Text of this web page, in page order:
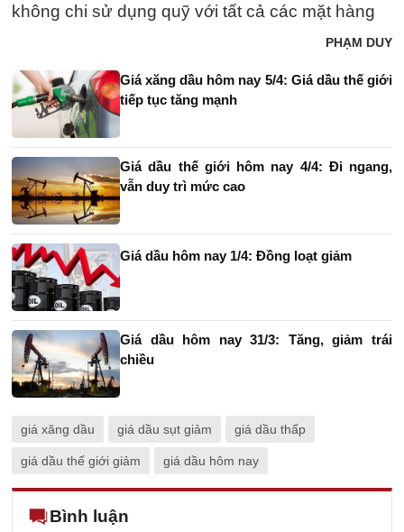
không chi sử dụng quỹ với tất cả các mặt hàng
PHẠM DUY
Giá xăng dầu hôm nay 5/4: Giá dầu thế giới
tiếp tục tăng mạnh
Giá dầu thế giới hôm nay 4/4: Đi ngang,
vẫn duy trì mức cao
Giá dầu hôm nay 1/4: Đồng loạt giảm
Giá dầu hôm nay 31/3: Tăng, giảm trái
chiều
giá xăng dầu giá dầu sụt giảm giá dầu thấp
giá dầu thế giới giảm giá dầu hôm nay
Bình luận